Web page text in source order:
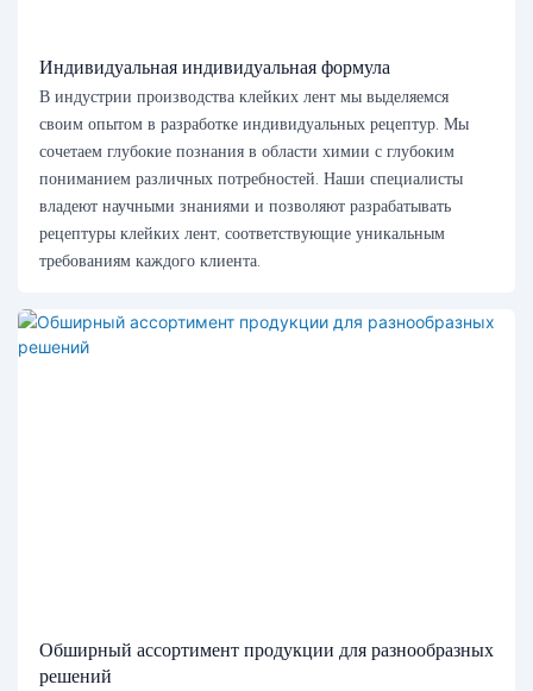
Индивидуальная индивидуальная формула
В индустрии производства клейких лент мы выделяемся
своим опытом в разработке индивидуальных рецептур. Мы
сочетаем глубокие познания в области химии с глубоким
пониманием различных потребностей. Наши специалисты
владеют научными знаниями и позволяют разрабатывать
рецептуры клейких лент, соответствующие уникальным
требованиям каждого клиента.
Обширный ассортимент продукции для разнообразных
решений